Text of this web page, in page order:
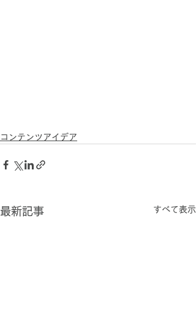
コンテンツアイデア
最新記事 すべて表示